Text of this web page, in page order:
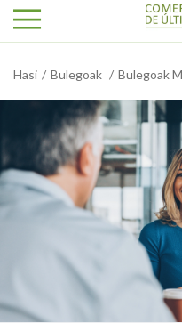
Hasi Bulegoak Bulegoak